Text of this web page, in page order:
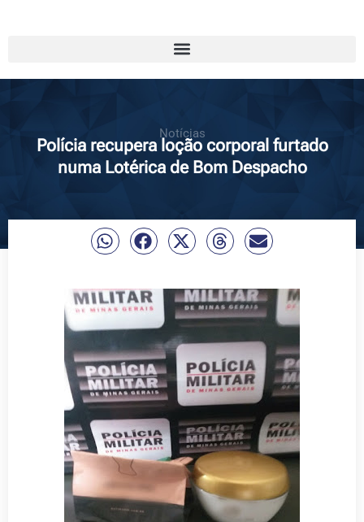
Notícias
Polícia recupera loção corporal furtado
numa Lotérica de Bom Despacho